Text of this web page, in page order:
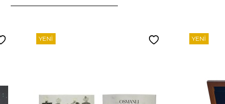
YENI YENI